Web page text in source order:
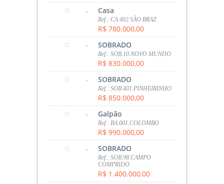
, Casa
Ref.: CA.402.SÃO BRAZ
R$ 780.000,00
, SOBRADO
Ref.: SOB.10.NOVO MUNDO
R$ 830.000,00
, SOBRADO
Ref.: SOB.401.PINHEIRINHO
R$ 850.000,00
, Galpão
Ref.: BA.001.COLOMBO
R$ 990.000,00
, SOBRADO
Ref.: SOB.98.CAMPO
COMPRIDO
R$ 1.400.000,00